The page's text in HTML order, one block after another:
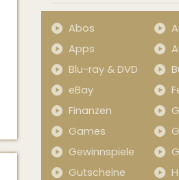
Abos
Apps
Blu-ray & DVD
eBay
Finanzen
Games
Gewinnspiele
Gutscheine